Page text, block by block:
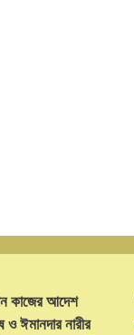
কাজের আদেশ
ঈমানদার নারীর